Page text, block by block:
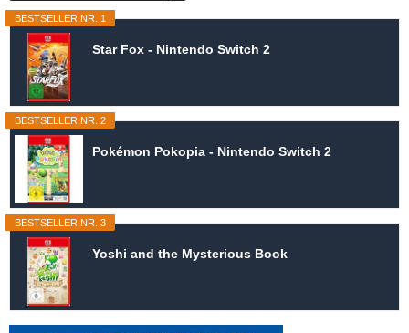
BESTSELLER NR. 1
Star Fox - Nintendo Switch 2
BESTSELLER NR. 2
Pokémon Pokopia - Nintendo Switch 2
BESTSELLER NR. 3
Yoshi and the Mysterious Book